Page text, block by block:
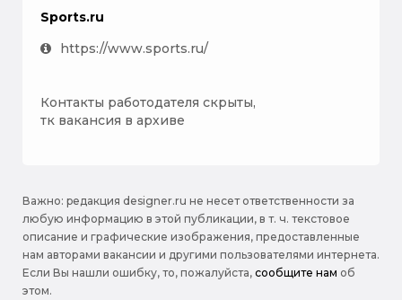
Sports.ru
https://www.sports.ru/
Контакты работодателя скрыты,
тк вакансия в архиве
Важно: pедакция designer.ru не несет ответственности за
любую информацию в этой публикации, в т. ч. текстовое
описание и графические изображения, предоставленные
нам авторами вакансии и другими пользователями интернета.
Если Вы нашли ошибку, то, пожалуйста, сообщите нам об
этом.